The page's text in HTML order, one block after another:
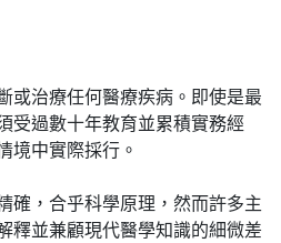
或治療任何醫療疾病。即使是最
受過數十年教育並累積實務經
境中實際採行。
確，合乎科學原理，然而許多主
釋並兼顧現代醫學知識的細微差